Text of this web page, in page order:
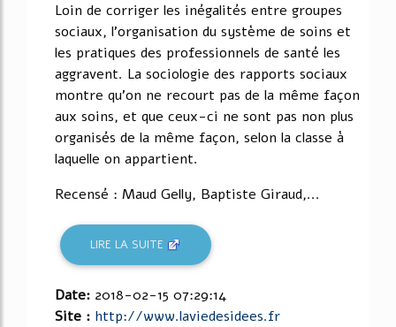
Loin de corriger les inégalités entre groupes
sociaux, l'organisation du système de soins et
les pratiques des professionnels de santé les
aggravent. La sociologie des rapports sociaux
montre qu'on ne recourt pas de la même façon
aux soins, et que ceux-ci ne sont pas non plus
organisés de la même façon, selon la classe à
laquelle on appartient.
Recensé : Maud Gelly, Baptiste Giraud,...
LIRE LA SUITE
Date: 2018-02-15 07:29:14
Site : http://www.laviedesidees.fr